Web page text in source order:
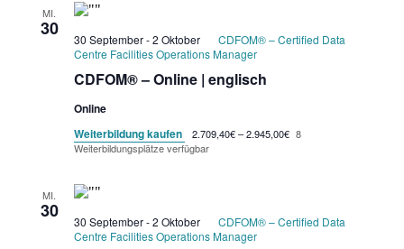
MI.
30
CDFOM® – Online | englisch
30 September-2 Oktober
CDFOM® – Certified Data
Centre Facilities Operations Manager
Online
Weiterbildung kaufen
2.709,40€ – 2.945,00€ 8
Weiterbildungsplätze verfügbar
MI.
30 30 September-2 Oktober
CDFOM® – Certified Data
Centre Facilities Operations Manager